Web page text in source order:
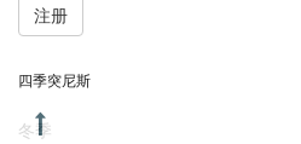
注册
四季突尼斯
冬季